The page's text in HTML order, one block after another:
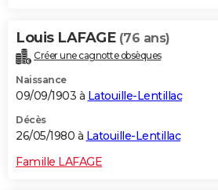
Louis LAFAGE (76 ans)
Créer une cagnotte obsèques
Naissance
09/09/1903 à Latouille-Lentillac
Décès
26/05/1980 à Latouille-Lentillac
Famille LAFAGE